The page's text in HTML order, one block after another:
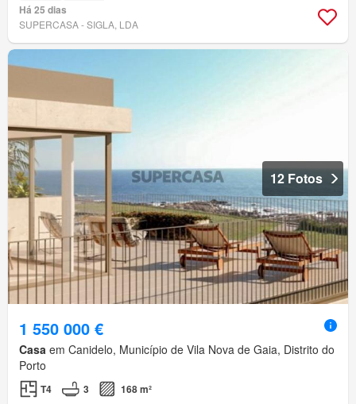
Há 25 dias
SUPERCASA - SIGLA, LDA
12 Fotos
1 550 000 €
Casa em Canidelo, Município de Vila Nova de Gaia, Distrito do
Porto
T4 3 168 m²